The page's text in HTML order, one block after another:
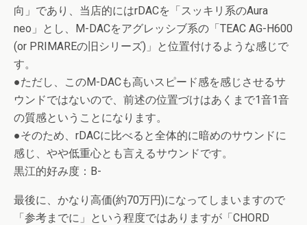
向」であり、当店的にはrDACを「スッキリ系のAura
neo」とし、M-DACをアグレッシブ系の「TEAC AG-H600
(or PRIMAREの旧シリーズ)」と位置付けるような感じで
す。
●ただし、このM-DACも高いスピード感を感じさせるサ
ウンドではないので、前述の位置づけはあくまで1音1音
の質感ということになります。
●そのため、rDACに比べると全体的に暗めのサウンドに
感じ、やや低重心とも言えるサウンドです。
黒江的好み度：B-
最後に、かなり高価(約70万円)になってしまいますので
「参考までに」という程度ではありますが「CHORD